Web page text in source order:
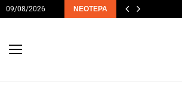
09/08/2026 ΝΕΌΤΕΡΑ